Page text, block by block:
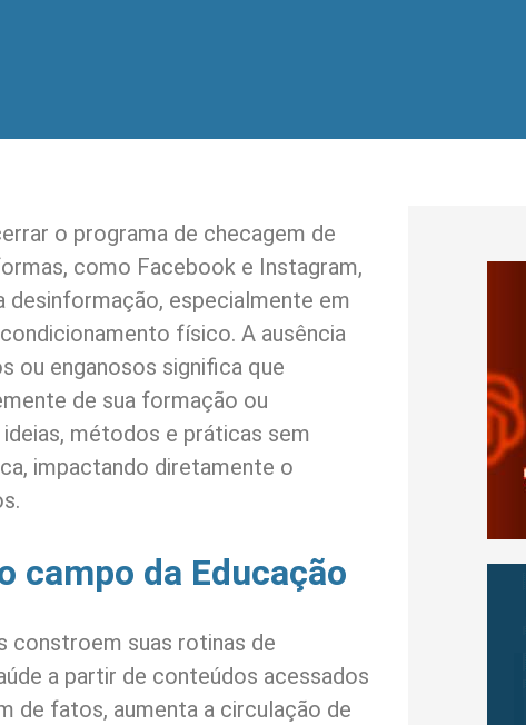
o programa de checagem de
como Facebook e Instagram,
especialmente em
físico. A ausência
ou enganosos significa que
de sua formação ou
métodos e práticas sem
impactando diretamente o
campo da Educação
constroem suas rotinas de
a partir de conteúdos acessados
de fatos, aumenta a circulação de